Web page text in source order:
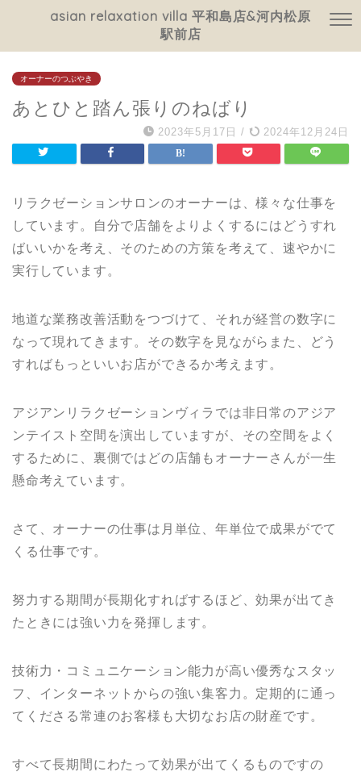
asian relaxation villa 平和島店&河内松原
駅前店
オーナーのつぶやき
あとひと踏ん張りのねばり
2023年5月17日 / 2024年12月24日
リラクゼーションサロンのオーナーは、様々な仕事を
しています。自分で店舗をよりよくするにはどうすれ
ばいいかを考え、そのための方策を考えて、速やかに
実行しています。
地道な業務改善活動をつづけて、それが経営の数字に
なって現れてきます。その数字を見ながらまた、どう
すればもっといいお店ができるか考えます。
アジアンリラクゼーションヴィラでは非日常のアジア
ンテイスト空間を演出していますが、その空間をよく
するために、裏側ではどの店舗もオーナーさんが一生
懸命考えています。
さて、オーナーの仕事は月単位、年単位で成果がでて
くる仕事です。
努力する期間が長期化すればするほど、効果が出てき
たときには強い力を発揮します。
技術力・コミュニケーション能力が高い優秀なスタッ
フ、インターネットからの強い集客力。定期的に通っ
てくださる常連のお客様も大切なお店の財産です。
すべて長期間にわたって効果が出てくるものですの